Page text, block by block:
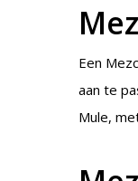
Een
aan te
Mule,